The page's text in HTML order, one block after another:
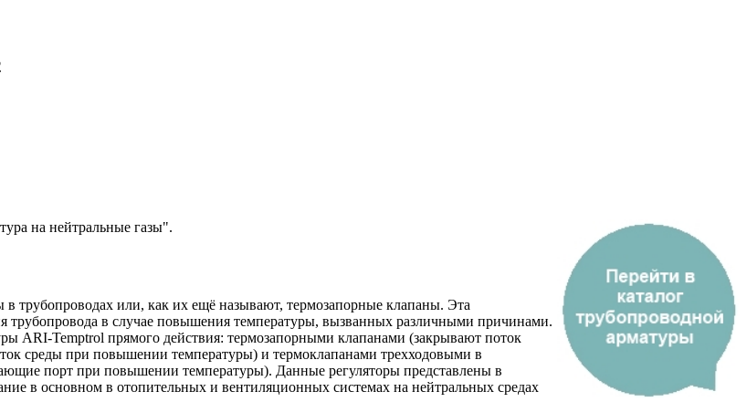
на нейтральные газы".
в трубопроводах или, как их ещё называют, термозапорные клапаны. Эта
трубопровода в случае повышения температуры, вызванных различными причинами.
ARI-Temptrol прямого действия: термозапорными клапанами (закрывают поток
среды при повышении температуры) и термоклапанами трехходовыми в
порт при повышении температуры). Данные регуляторы представлены в
в основном в отопительных и вентиляционных системах на нейтральных средах